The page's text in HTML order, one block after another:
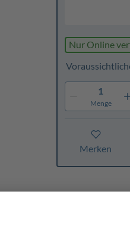
Nur Online
1
Menge
Merken